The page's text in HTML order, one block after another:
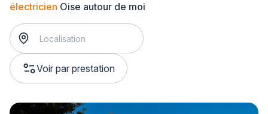
électricien Oise autour de moi
Voir par prestation